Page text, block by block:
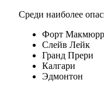
Среди наиболее
Форт
Слейв Лейк
Гранд Прери
Калгари
Эдмонтон